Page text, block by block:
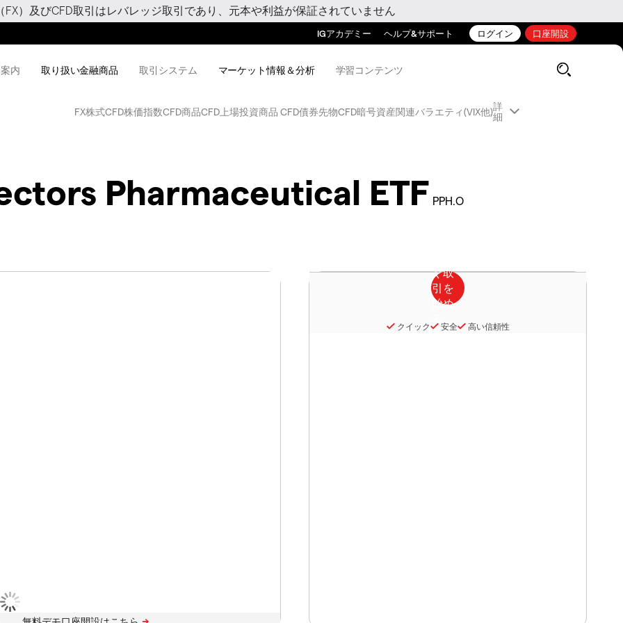
FX）及びCFD取引はレバレッジ取引であり、元本や利益が保証されていません
IGアカデミー ヘルプ&サポート ログイン 口座開設
内 取り扱い金融商品 取引システム マーケット情報＆分析 学習コンテンツ
FX株式CFD株価指数CFD商品CFD 上場投資商品 CFD債券先物CFD暗号資産関連バラエティ(VIX他)詳
細
Pharmaceutical ETF PPH.O
クイック 安全 高い信頼性